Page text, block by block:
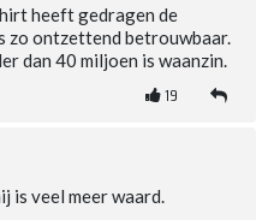
heeft gedragen de
zo ontzettend betrouwbaar.
dan 40 miljoen is waanzin.
19
is veel meer waard.